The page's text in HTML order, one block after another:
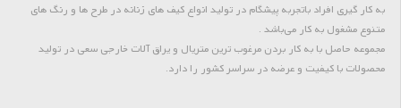
به کار گیری افراد باتجربه پیشگام در تولید انواع کیف های زنانه در طرح ها و رنگ های
متنوع مشغول به کار می‌باشد .
مجموعه حاصل با به کار بردن مرغوب ترین متریال و یراق آلات خارجی سعی در تولید
محصولات با کیفیت و عرضه در سراسر کشور را دارد.